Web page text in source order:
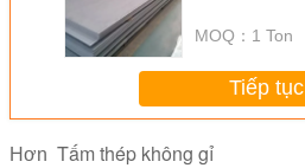
MOQ： 1 Ton
Tiếp tục
Hơn Tấm thép không gỉ